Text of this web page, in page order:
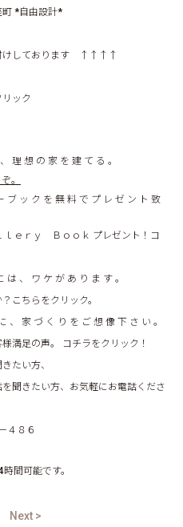
町*自由設計*
けしております ↑↑↑↑
ック
理 想 の 家 を 建 て る 。
。
ブ ッ ク を 無 料 で プ レ ゼ ン ト 致
ｌｅｒｙ Ｂｏｏｋ プレゼント！コ
は 、 ワ ケ が あ り ま す 。
こちらをクリック。
、 家 づ く り を ご 想 像 下 さ い 。
満足の声。 コチラをクリック！
たい方、
聞きたい方、お気軽にお電話くださ
４８６
時間可能です。
Next >